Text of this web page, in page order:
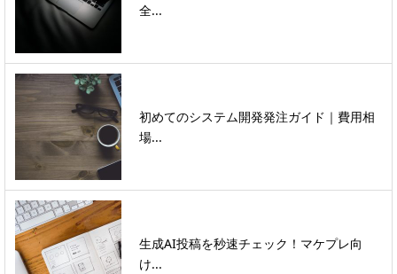
全...
初めてのシステム開発発注ガイド｜費用相
場...
生成AI投稿を秒速チェック！マケプレ向
け...